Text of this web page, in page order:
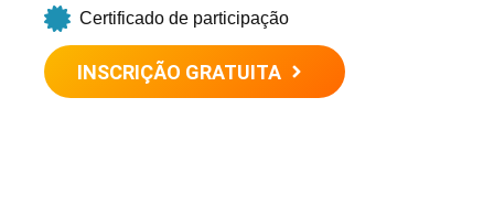
Certificado de participação
INSCRIÇÃO GRATUITA